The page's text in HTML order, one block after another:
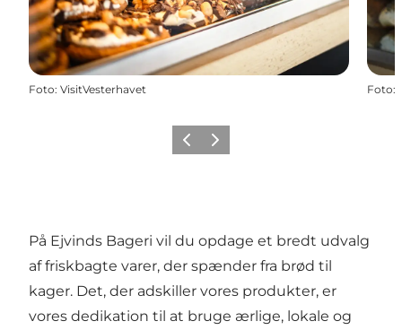
Foto: VisitVesterhavet Foto:
ForrigeNæste
På Ejvinds Bageri vil du opdage et bredt udvalg
af friskbagte varer, der spænder fra brød til
kager. Det, der adskiller vores produkter, er
vores dedikation til at bruge ærlige, lokale og